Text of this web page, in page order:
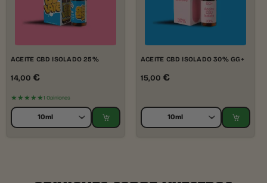
ACEITE CBD ISOLADO 25%
14,00 €
★★★★★1 Opiniones
ACEITE CBD ISOLADO 30% GG+
15,00 €